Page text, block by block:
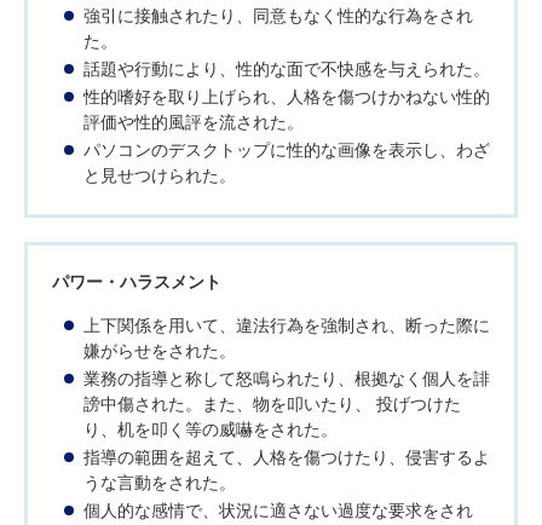
強引に接触されたり、同意もなく性的な行為をされ
た。
話題や行動により、性的な面で不快感を与えられた。
性的嗜好を取り上げられ、人格を傷つけかねない性的
評価や性的風評を流された。
パソコンのデスクトップに性的な画像を表示し、わざ
と見せつけられた。
パワー・ハラスメント
上下関係を用いて、違法行為を強制され、断った際に
嫌がらせをされた。
業務の指導と称して怒鳴られたり、根拠なく個人を誹
謗中傷された。また、物を叩いたり、 投げつけた
り、机を叩く等の威嚇をされた。
指導の範囲を超えて、人格を傷つけたり、侵害するよ
うな言動をされた。
個人的な感情で、状況に適さない過度な要求をされ